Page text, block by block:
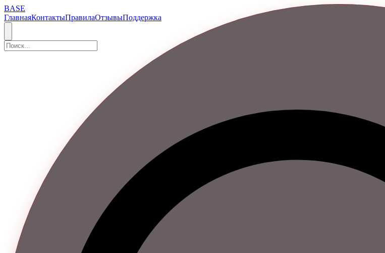
BASE
ГлавнаяКонтактыПравилаОтзывыПоддержка